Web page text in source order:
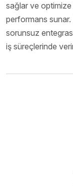
sağlar ve
performans sunar.
sorunsuz
iş süreçlerinde